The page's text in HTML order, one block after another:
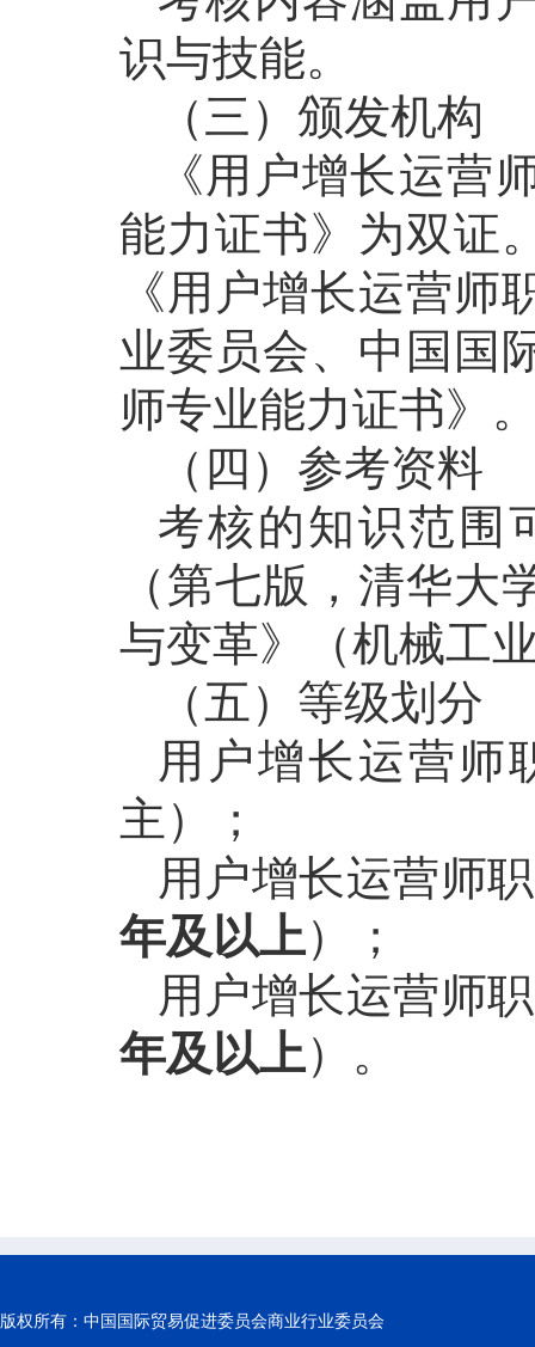
识与技能。
（三）颁发机构
《用户增长运营
能力证书》为双证
《用户增长运营
业委员会、中国国
师专业能力证书》
（四）参考资料
考核的知识范围
（第七版，清华
与变革》（机械工
（五）等级划分
用户增长运营师
主）；
用户增长运营师
年及以上）；
用户增长运营师
年及以上）。
版权所有： 中国国际贸易促进委员会商业行业委员会